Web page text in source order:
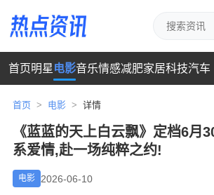
首页明星 电影音乐情感减肥家居科技汽车
首页 > 电影 > 详情
《蓝蓝的天上白云飘》定档6月
系爱情,赴一场纯粹之约!
电影 2026-06-10